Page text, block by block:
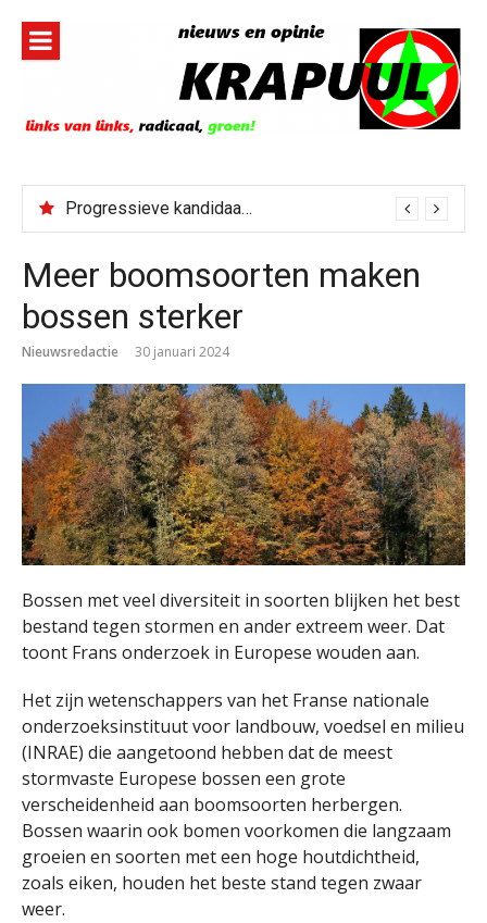
inhoud
Progressieve kandidaat El-Sayed senaatskandidaat Michigan
Meer boomsoorten maken
bossen sterker
Nieuwsredactie 30 januari 2024
Bossen met veel diversiteit in soorten blijken het best
bestand tegen stormen en ander extreem weer. Dat
toont Frans onderzoek in Europese wouden aan.
Het zijn wetenschappers van het Franse nationale
onderzoeksinstituut voor landbouw, voedsel en milieu
(INRAE) die aangetoond hebben dat de meest
stormvaste Europese bossen een grote
verscheidenheid aan boomsoorten herbergen.
Bossen waarin ook bomen voorkomen die langzaam
groeien en soorten met een hoge houtdichtheid,
zoals eiken, houden het beste stand tegen zwaar
weer.